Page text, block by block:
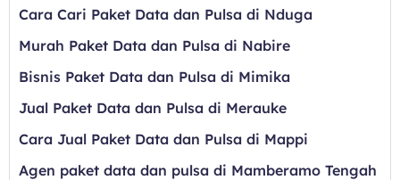
Cara Cari Paket Data dan Pulsa di Nduga
Murah Paket Data dan Pulsa di Nabire
Bisnis Paket Data dan Pulsa di Mimika
Jual Paket Data dan Pulsa di Merauke
Cara Jual Paket Data dan Pulsa di Mappi
Agen paket data dan pulsa di Mamberamo Tengah